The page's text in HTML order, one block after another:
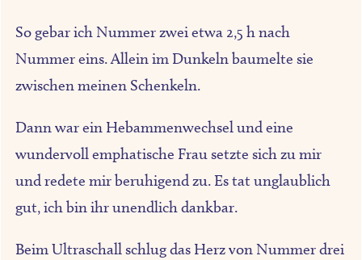
So gebar ich Nummer zwei etwa 2,5 h nach
Nummer eins. Allein im Dunkeln baumelte sie
zwischen meinen Schenkeln.
Dann war ein Hebammenwechsel und eine
wundervoll emphatische Frau setzte sich zu mir
und redete mir beruhigend zu. Es tat unglaublich
gut, ich bin ihr unendlich dankbar.
Beim Ultraschall schlug das Herz von Nummer drei